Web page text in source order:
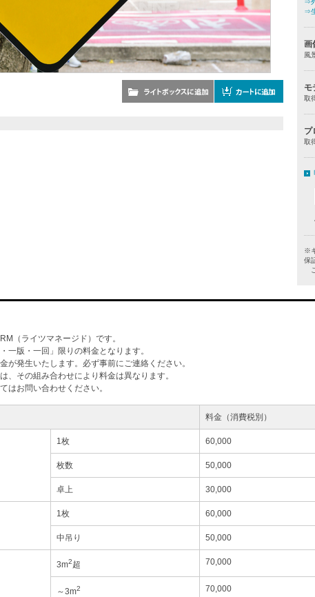
⇒
⇒
画
風
モ
取
プ
取
※
保
（ライツマネージド）です。
一版・一回」限りの料金となります。
が発生いたします。必ず事前にご連絡ください。
、その組み合わせにより料金は異なります。
はお問い合わせください。
料金（消費税別）
1枚 60,000
枚数 50,000
卓上 30,000
1枚 60,000
中吊り 50,000
3m2超 70,000
～3m2 70,000